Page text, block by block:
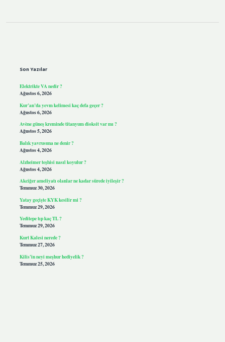
Son Yazılar
Elektrikte VA nedir ?
Ağustos 6, 2026
Kur’an’da yevm kelimesi kaç defa geçer ?
Ağustos 6, 2026
Avène güneş kreminde titanyum dioksit var mı ?
Ağustos 5, 2026
Balık yavrusuna ne denir ?
Ağustos 4, 2026
Alzheimer teşhisi nasıl koyulur ?
Ağustos 4, 2026
Akciğer ameliyatı olanlar ne kadar sürede iyileşir ?
Temmuz 30, 2026
Yatay geçişte KYK kesilir mi ?
Temmuz 29, 2026
Yeditepe tıp kaç TL ?
Temmuz 29, 2026
Kurt Kalesi nerede ?
Temmuz 27, 2026
Kilis’in neyi meşhur hediyelik ?
Temmuz 25, 2026